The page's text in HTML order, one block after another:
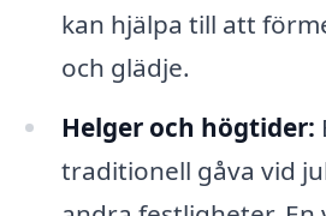
kan hjälpa till att
och glädje.
Helger och högtider:
traditionell gåva vid